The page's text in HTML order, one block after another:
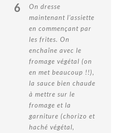
6
On dresse
maintenant l'assiette
en commençant par
les frites. On
enchaîne avec le
fromage végétal (on
en met beaucoup !!),
la sauce bien chaude
à mettre sur le
fromage et la
garniture (chorizo et
haché végétal,